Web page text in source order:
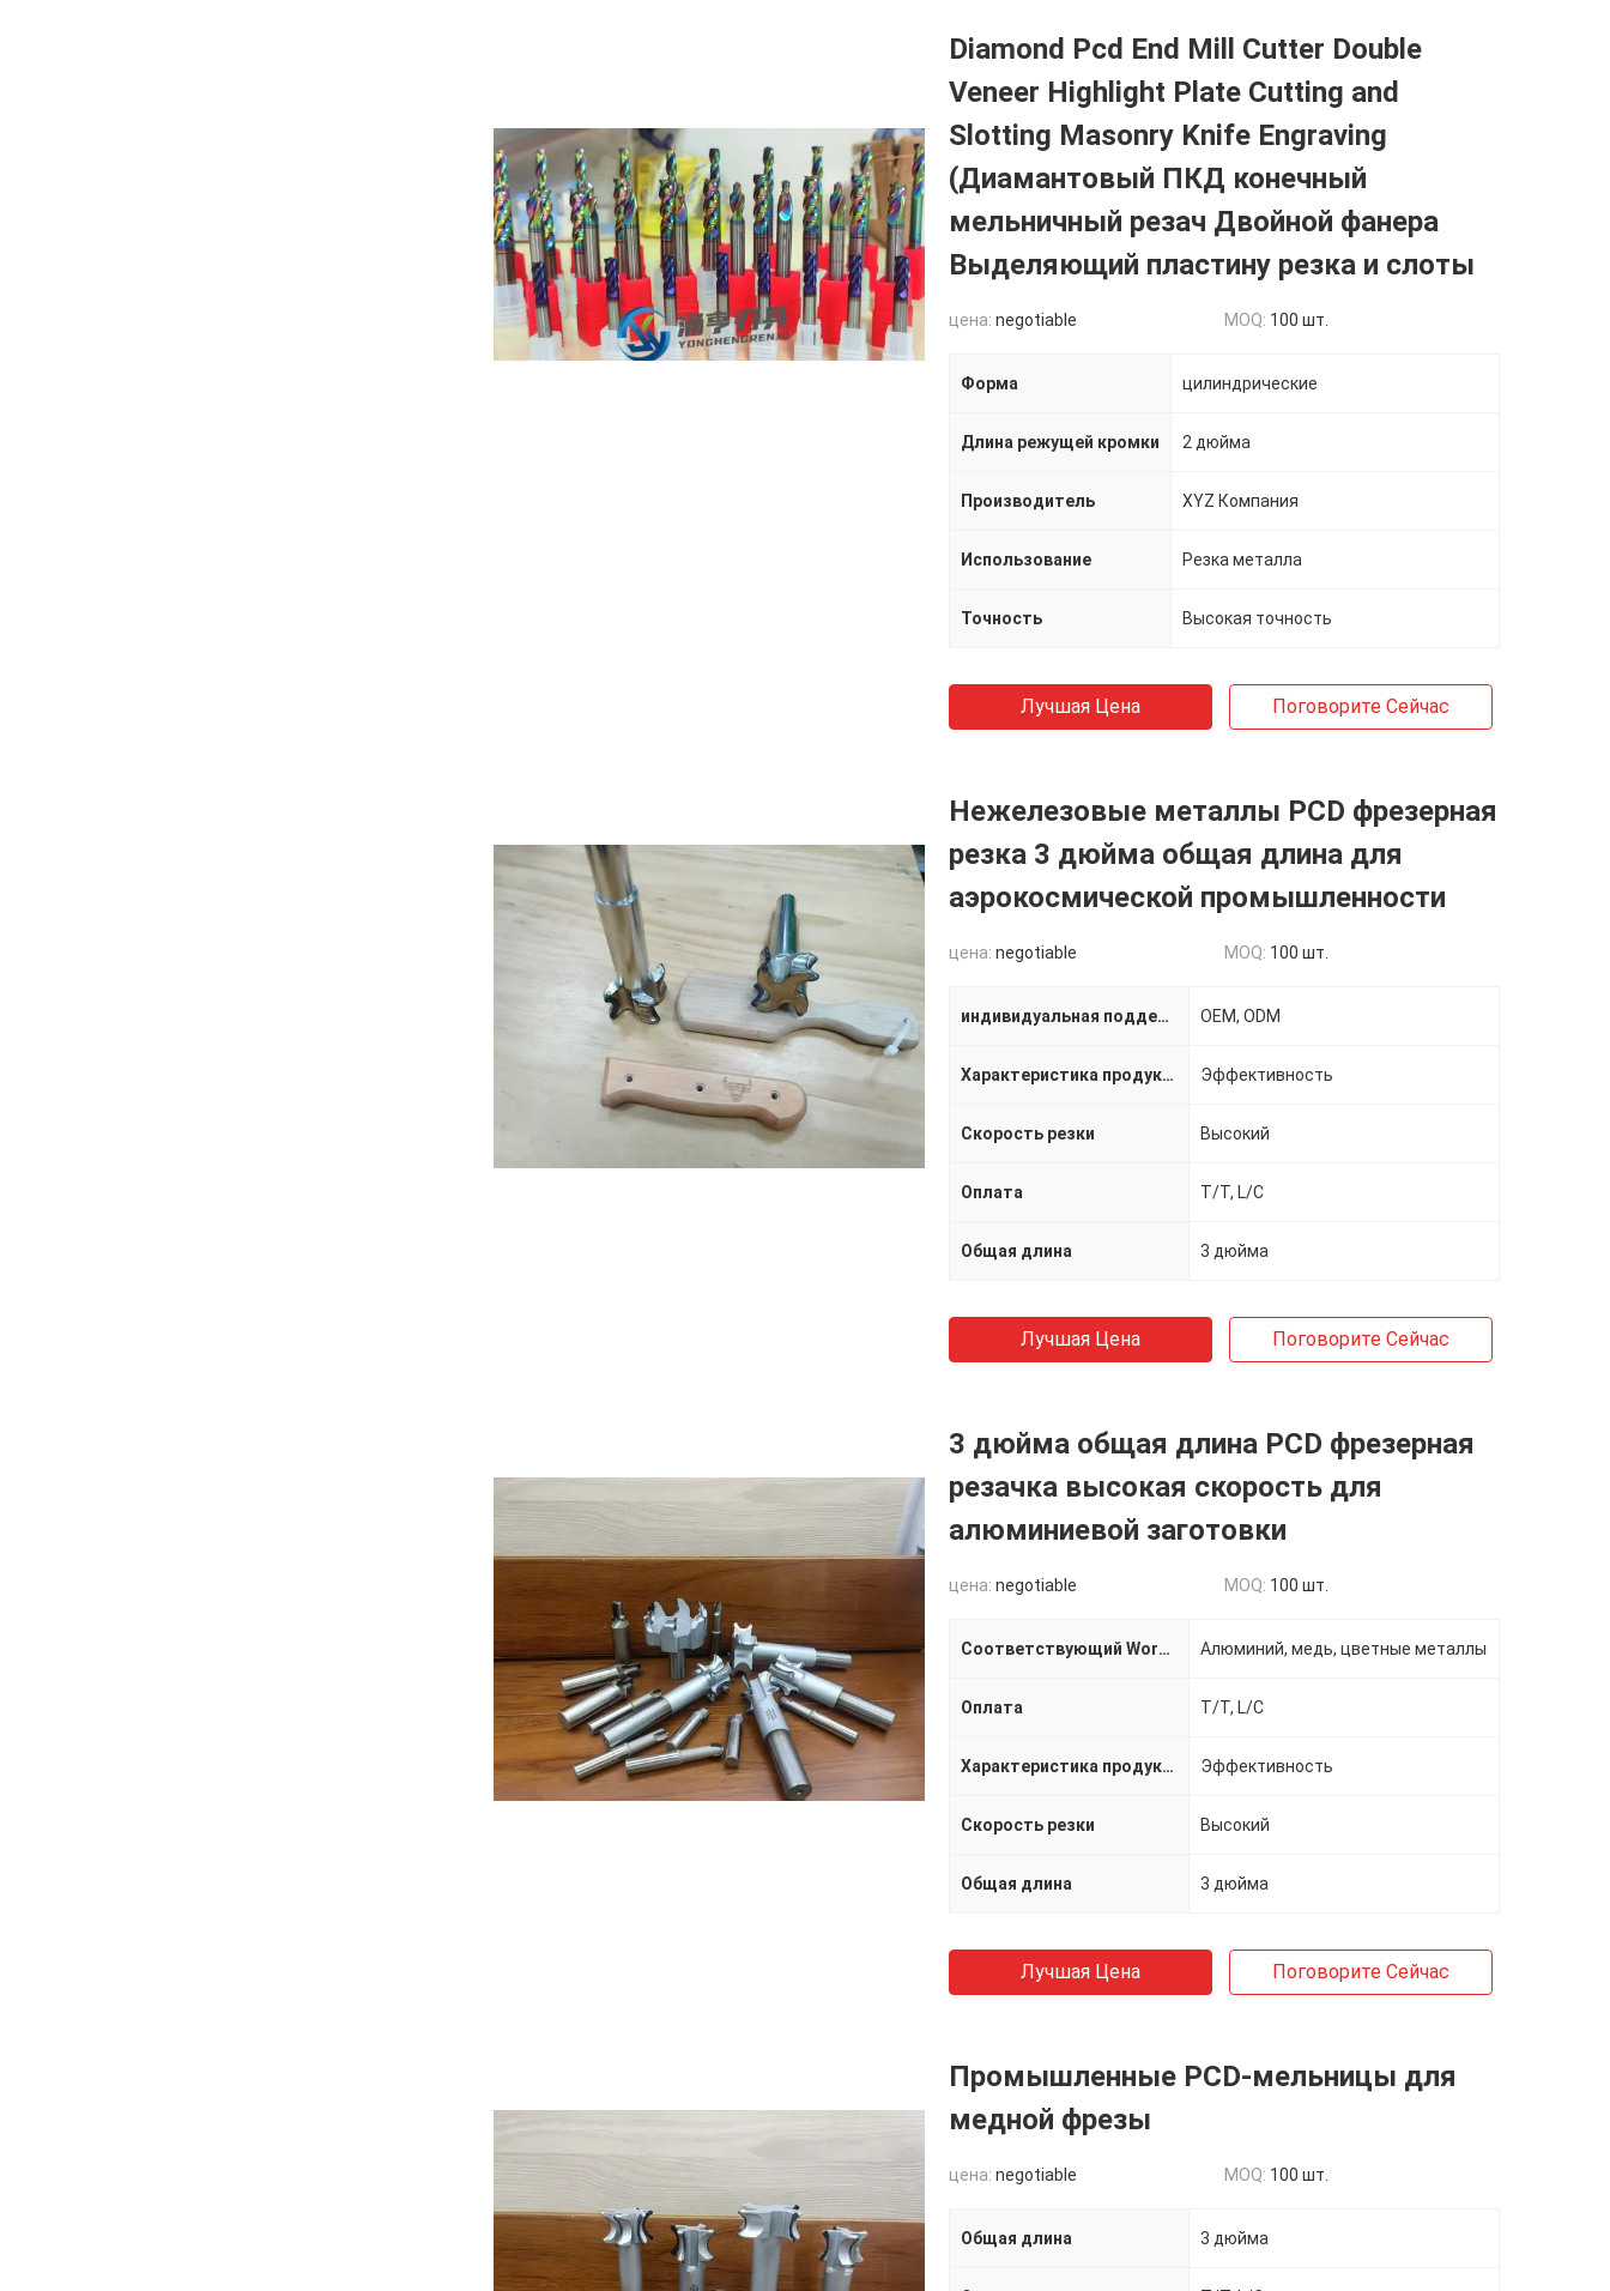
Diamond Pcd End Mill Cutter Double
Veneer Highlight Plate Cutting and
Slotting Masonry Knife Engraving
(Диамантовый ПКД конечный
мельничный резач Двойной фанера
Выделяющий пластину резка и слоты
цена: negotiable MOQ: 100 шт.
Форма цилиндрические
Длина режущей кромки 2 дюйма
Производитель XYZ Компания
Использование Резка металла
Точность Высокая точность
Лучшая Цена Поговорите Сейчас
Нежелезовые металлы PCD фрезерная
резка 3 дюйма общая длина для
аэрокосмической промышленности
цена: negotiable MOQ: 100 шт.
индивидуальная поддержка OEM, ODM
Характеристика продукта Эффективность
Скорость резки Высокий
Оплата T/T, L/C
Общая длина 3 дюйма
Лучшая Цена Поговорите Сейчас
3 дюйма общая длина PCD фрезерная
резачка высокая скорость для
алюминиевой заготовки
цена: negotiable MOQ: 100 шт.
Соответствующий Workpiece Алюминий, медь, цветные металлы
Оплата T/T, L/C
Характеристика продукта Эффективность
Скорость резки Высокий
Общая длина 3 дюйма
Лучшая Цена Поговорите Сейчас
Промышленные PCD-мельницы для
медной фрезы
цена: negotiable MOQ: 100 шт.
Общая длина 3 дюйма